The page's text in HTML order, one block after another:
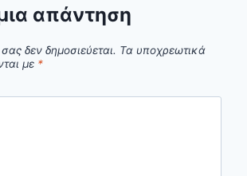
απάντηση
δεν δημοσιεύεται. Τα υποχρεωτικά
με *